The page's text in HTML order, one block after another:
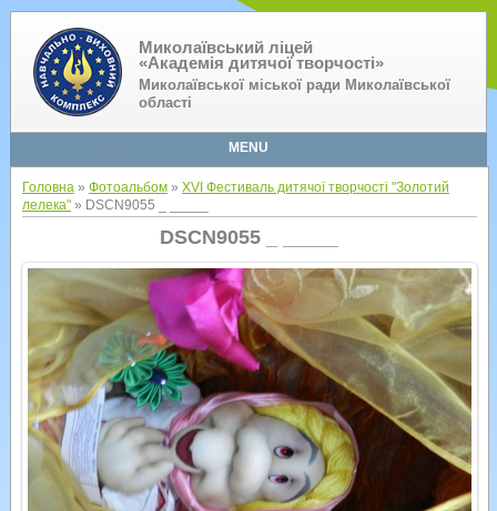
Миколаївський ліцей
«Академія дитячої творчості»
Миколаївської міської ради Миколаївської
області
MENU
Головна» Фотоальбом» XVI Фестиваль дитячої творчості "Золотий
лелека"» DSCN9055 _ _____
DSCN9055 _ _____